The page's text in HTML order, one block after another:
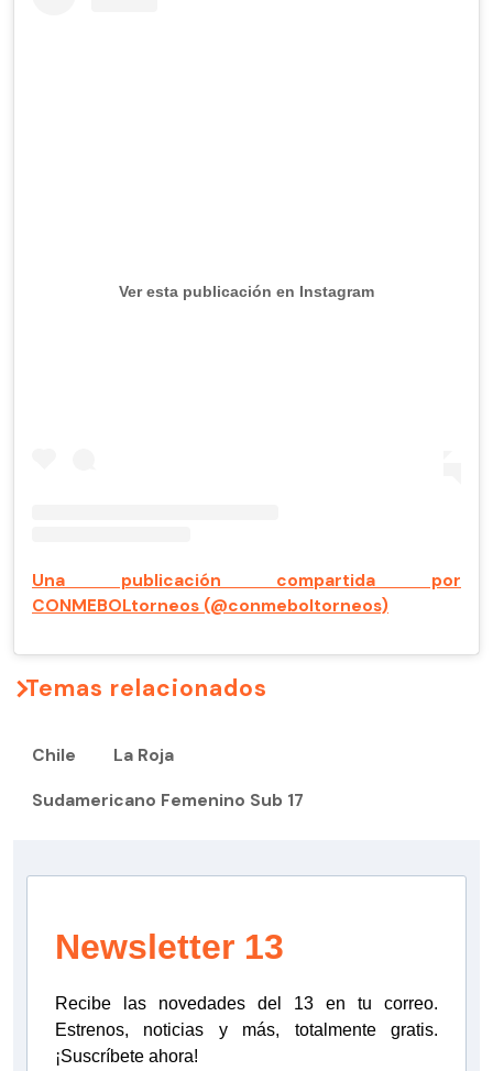
Ver esta publicación en Instagram
Una publicación compartida por
CONMEBOLtorneos (@conmeboltorneos)
Temas relacionados
Chile La Roja
Sudamericano Femenino Sub 17
Newsletter 13
Recibe las novedades del 13 en tu correo.
Estrenos, noticias y más, totalmente gratis.
¡Suscríbete ahora!